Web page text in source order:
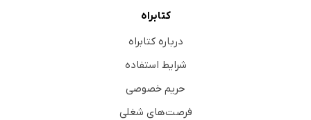
کتابراه
درباره کتابراه
شرایط استفاده
حریم خصوصی
فرصت‌های شغلی